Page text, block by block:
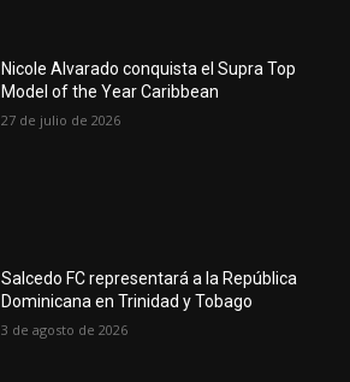
Nicole Alvarado conquista el Supra Top
Model of the Year Caribbean
27 de julio de 2026
Salcedo FC representará a la República
Dominicana en Trinidad y Tobago
3 de agosto de 2026